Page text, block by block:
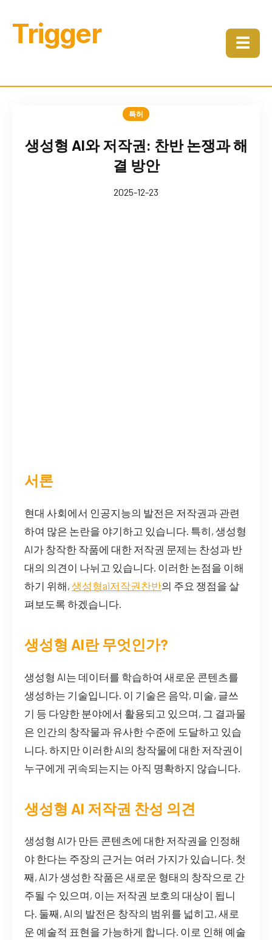
Trigger ☰
특허
생성형 AI와 저작권: 찬반 논쟁과 해
결 방안
2025-12-23
서론
현대 사회에서 인공지능의 발전은 저작권과 관련
하여 많은 논란을 야기하고 있습니다. 특히, 생성형
AI가 창작한 작품에 대한 저작권 문제는 찬성과 반
대의 의견이 나뉘고 있습니다. 이러한 논점을 이해
하기 위해, 생성형ai저작권찬반의 주요 쟁점을 살
펴보도록 하겠습니다.
생성형 AI란 무엇인가?
생성형 AI는 데이터를 학습하여 새로운 콘텐츠를
생성하는 기술입니다. 이 기술은 음악, 미술, 글쓰
기 등 다양한 분야에서 활용되고 있으며, 그 결과물
은 인간의 창작물과 유사한 수준에 도달하고 있습
니다. 하지만 이러한 AI의 창작물에 대한 저작권이
누구에게 귀속되는지는 아직 명확하지 않습니다.
생성형 AI 저작권 찬성 의견
생성형 AI가 만든 콘텐츠에 대한 저작권을 인정해
야 한다는 주장의 근거는 여러 가지가 있습니다. 첫
째, AI가 생성한 작품은 새로운 형태의 창작으로 간
주될 수 있으며, 이는 저작권 보호의 대상이 됩니
다. 둘째, AI의 발전은 창작의 범위를 넓히고, 새로
운 예술적 표현을 가능하게 합니다. 이로 인해 예술